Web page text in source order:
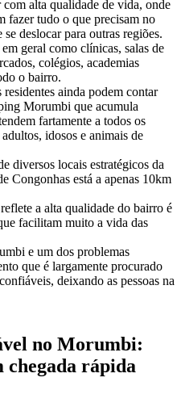
alta qualidade de vida, onde
fazer tudo o que precisam no
deslocar para outras regiões.
geral como clínicas, salas de
colégios, academias
o bairro.
ainda podem contar
Morumbi que acumula
fartamente a todos os
idosos e animais de
diversos locais estratégicos da
Congonhas está a apenas 10km
a alta qualidade do bairro é
facilitam muito a vida das
e um dos problemas
que é largamente procurado
deixando as pessoas na
no Morumbi:
chegada rápida